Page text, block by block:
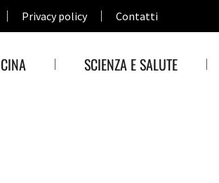
Privacy policy Contatti
SCIENZA E SALUTE